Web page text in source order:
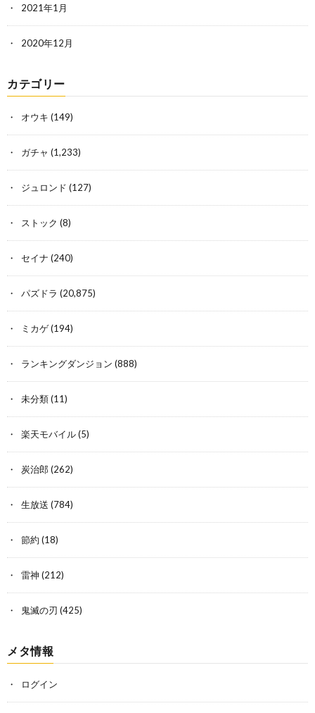
2021年1月
2020年12月
カテゴリー
オウキ (149)
ガチャ (1,233)
ジュロンド (127)
ストック (8)
セイナ (240)
パズドラ (20,875)
ミカゲ(194)
ランキングダンジョン (888)
未分類(11)
楽天モバイル(5)
炭治郎 (262)
生放送 (784)
節約 (18)
雷神 (212)
鬼滅の刃 (425)
メタ情報
ログイン